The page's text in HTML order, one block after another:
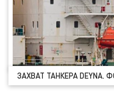
ЗАХВАТ ТАНКЕРА DEYNA.